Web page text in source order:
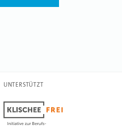
UNTERSTÜTZT